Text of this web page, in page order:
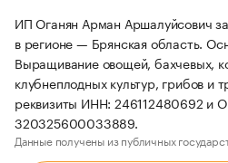
ИП Оганян Арман Аршалуйсович
в регионе — Брянская область.
Выращивание овощей, бахчевых,
клубнеплодных культур, грибов
реквизиты ИНН: 246112480692 и
320325600033889.
Данные получены из публичных